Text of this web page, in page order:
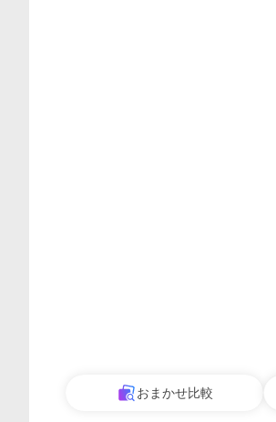
おまかせ比較